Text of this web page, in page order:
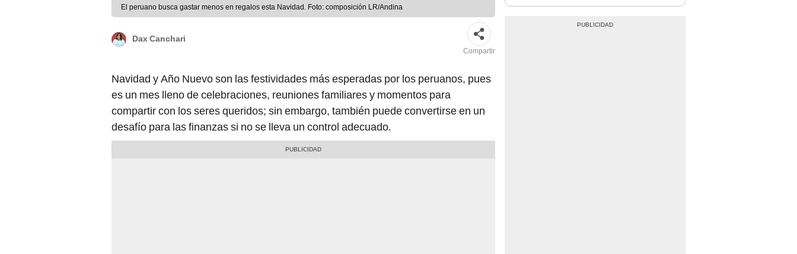
El peruano busca gastar menos en regalos esta Navidad. Foto: composición LR/Andina
Dax Canchari
Compartir
Navidad y Año Nuevo son las festividades más esperadas por los peruanos, pues
es un mes lleno de celebraciones, reuniones familiares y momentos para
compartir con los seres queridos; sin embargo, también puede convertirse en un
desafío para las finanzas si no se lleva un control adecuado.